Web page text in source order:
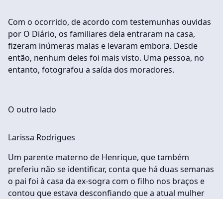
Com o ocorrido, de acordo com testemunhas ouvidas
por O Diário, os familiares dela entraram na casa,
fizeram inúmeras malas e levaram embora. Desde
então, nenhum deles foi mais visto. Uma pessoa, no
entanto, fotografou a saída dos moradores.
O outro lado
Larissa Rodrigues
Um parente materno de Henrique, que também
preferiu não se identificar, conta que há duas semanas
o pai foi à casa da ex-sogra com o filho nos braços e
contou que estava desconfiando que a atual mulher